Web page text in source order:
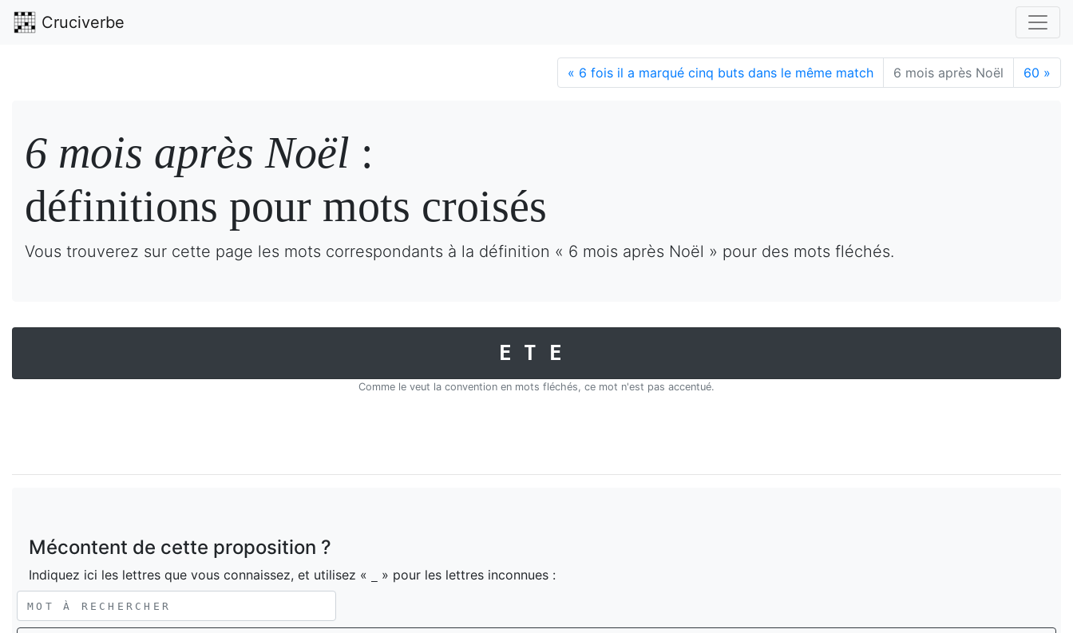
Cruciverbe
« 6 fois il a marqué cinq buts dans le même match 6 mois après Noël 60 »
6 mois après Noël :
définitions pour mots croisés
Vous trouverez sur cette page les mots correspondants à la définition « 6 mois après Noël » pour des mots fléchés.
ETE
Comme le veut la convention en mots fléchés, ce mot n'est pas accentué.
Mécontent de cette proposition ?
Indiquez ici les lettres que vous connaissez, et utilisez « » pour les lettres inconnues :